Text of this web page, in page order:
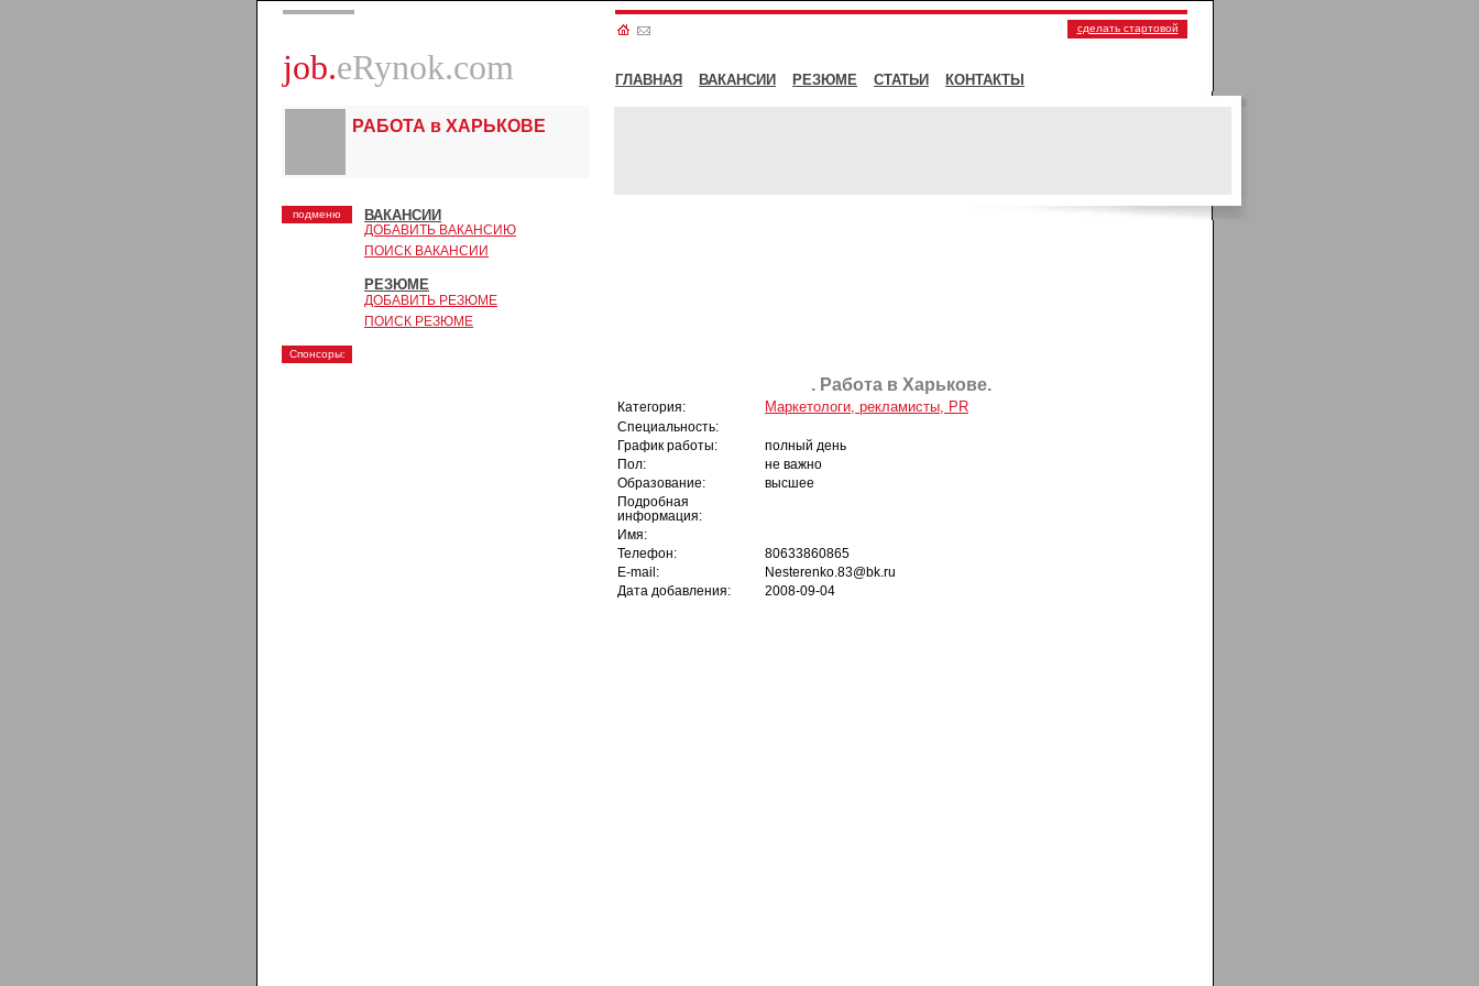
job.eRynok.com
сделать стартовой
ГЛАВНАЯ ВАКАНСИИ РЕЗЮМЕ СТАТЬИ КОНТАКТЫ
РАБОТА в ХАРЬКОВЕ
подменю ВАКАНСИИ
ДОБАВИТЬ ВАКАНСИЮ
ПОИСК ВАКАНСИИ
РЕЗЮМЕ
ДОБАВИТЬ РЕЗЮМЕ
ПОИСК РЕЗЮМЕ
Спонсоры:
. Работа в Харькове.
Категория: Маркетологи, рекламисты, PR
Специальность:
График работы:
полный день
Пол:
не важно
Образование:
высшее
Подробная
информация:
Имя:
Телефон:
80633860865
E-mail:
Nesterenko.83@bk.ru
Дата добавления:
2008-09-04